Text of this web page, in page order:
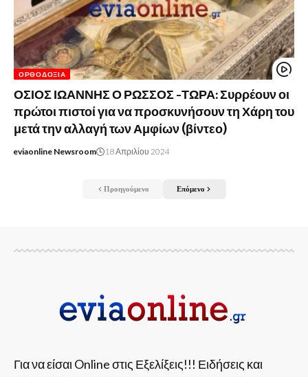
ΟΡΘΟΔΟΞΊΑ
ΟΣΙΟΣ ΙΩΑΝΝΗΣ Ο ΡΩΣΣΟΣ -ΤΩΡΑ: Συρρέουν οι
πρώτοι πιστοί για να προσκυνήσουν τη Χάρη του
μετά την αλλαγή των Αμφίων (βίντεο)
eviaonline Newsroom 18 Απριλίου 2024
Προηγούμενο Επόμενο
Για να είσαι Online στις Εξελίξεις!!! Ειδήσεις και